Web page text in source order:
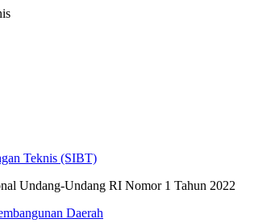
Teknis (SIBT)
Undang-Undang RI Nomor 1 Tahun 2022
Daerah